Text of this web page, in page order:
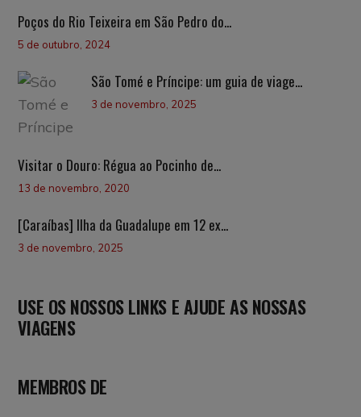
Poços do Rio Teixeira em São Pedro do...
5 de outubro, 2024
São Tomé e Príncipe: um guia de viage...
3 de novembro, 2025
Visitar o Douro: Régua ao Pocinho de...
13 de novembro, 2020
[Caraíbas] Ilha da Guadalupe em 12 ex...
3 de novembro, 2025
USE OS NOSSOS LINKS E AJUDE AS NOSSAS
VIAGENS
MEMBROS DE